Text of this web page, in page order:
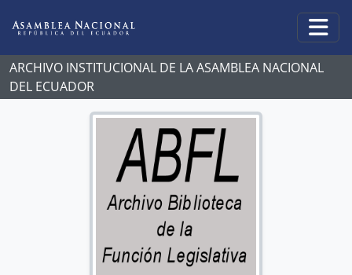
ARCHIVO INSTITUCIONAL DE LA ASAMBLEA NACIONAL
DEL ECUADOR